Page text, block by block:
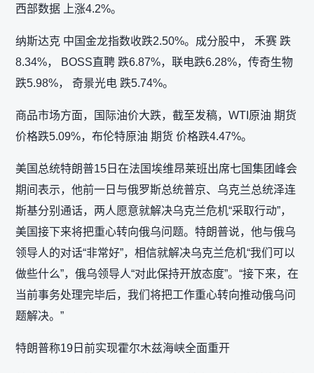
西部数据 上涨4.2%。
纳斯达克 中国金龙指数收跌2.50%。成分股中， 禾赛 跌
8.34%， BOSS直聘 跌6.87%，联电跌6.28%，传奇生物
跌5.98%， 奇景光电 跌5.74%。
商品市场方面，国际油价大跌，截至发稿，WTI原油 期货
价格跌5.09%，布伦特原油 期货 价格跌4.47%。
美国总统特朗普15日在法国埃维昂莱班出席七国集团峰会
期间表示，他前一日与俄罗斯总统普京、乌克兰总统泽连
斯基分别通话，两人愿意就解决乌克兰危机“采取行动”，
美国接下来将把重心转向俄乌问题。特朗普说，他与俄乌
领导人的对话“非常好”，相信就解决乌克兰危机“我们可以
做些什么”，俄乌领导人“对此保持开放态度”。“接下来，在
当前事务处理完毕后，我们将把工作重心转向推动俄乌问
题解决。”
特朗普称19日前实现霍尔木兹海峡全面重开